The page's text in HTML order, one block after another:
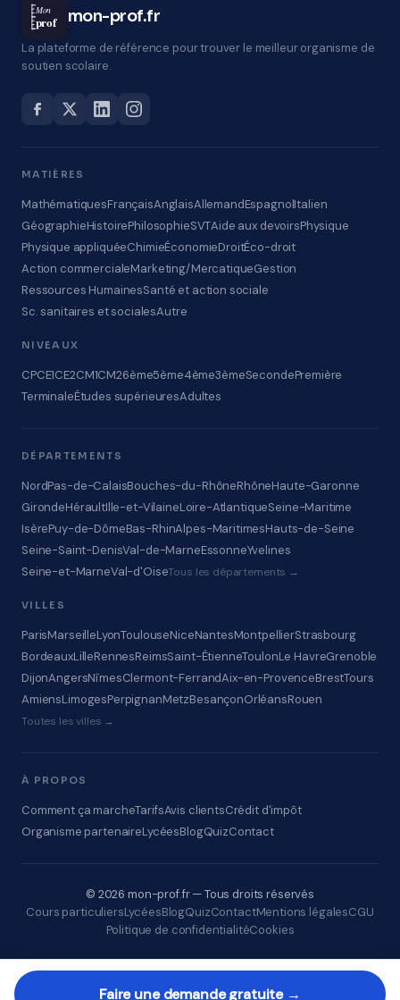
Faire une demande gratuite →
Mon
prof mon-prof.fr
La plateforme de référence pour trouver le meilleur organisme de
soutien scolaire.
MATIÈRES
MathématiquesFrançaisAnglaisAllemandEspagnolItalien
GéographieHistoirePhilosophieSVTAide aux devoirsPhysique
Physique appliquéeChimieÉconomieDroitÉco-droit
Action commercialeMarketing/MercatiqueGestion
Ressources HumainesSanté et action sociale
Sc. sanitaires et socialesAutre
NIVEAUX
CPCE1CE2CM1CM26ème5ème4ème3èmeSecondePremière
TerminaleÉtudes supérieuresAdultes
DÉPARTEMENTS
NordPas-de-CalaisBouches-du-RhôneRhôneHaute-Garonne
GirondeHéraultIlle-et-VilaineLoire-AtlantiqueSeine-Maritime
IsèrePuy-de-DômeBas-RhinAlpes-MaritimesHauts-de-Seine
Seine-Saint-DenisVal-de-MarneEssonneYvelines
Seine-et-MarneVal-d'OiseTous les départements →
VILLES
ParisMarseilleLyonToulouseNiceNantesMontpellierStrasbourg
BordeauxLilleRennesReimsSaint-ÉtienneToulonLe HavreGrenoble
DijonAngersNîmesClermont-FerrandAix-en-ProvenceBrestTours
AmiensLimogesPerpignanMetzBesançonOrléansRouen
Toutes les villes →
À PROPOS
Comment ça marcheTarifsAvis clientsCrédit d'impôt
Organisme partenaireLycéesBlogQuizContact
© 2026 mon-prof.fr — Tous droits réservés
Cours particuliersLycéesBlogQuizContactMentions légalesCGU
Politique de confidentialitéCookies